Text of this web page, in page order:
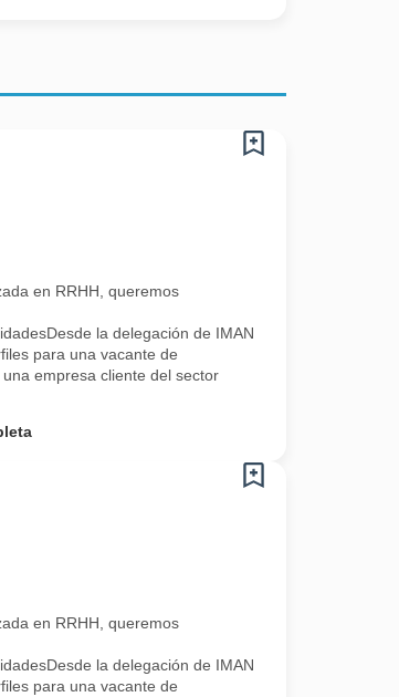
en RRHH, queremos
la delegación de IMAN
para una vacante de
empresa cliente del sector
en RRHH, queremos
la delegación de IMAN
para una vacante de